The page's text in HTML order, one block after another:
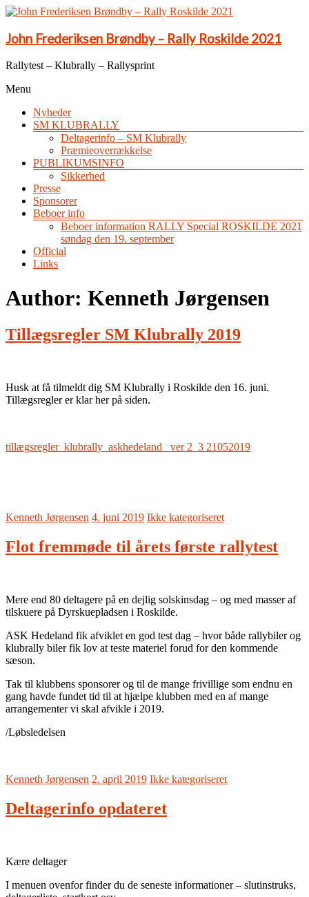
John Frederiksen Brøndby – Rally Roskilde 2021
Rallytest – Klubrally – Rallysprint
Menu
Nyheder
SM KLUBRALLY
Deltagerinfo – SM Klubrally
Præmieoverrækkelse
PUBLIKUMSINFO
Sikkerhed
Presse
Sponsorer
Beboer info
Beboer information RALLY Special ROSKILDE 2021
søndag den 19. september
Official
Links
Author: Kenneth Jørgensen
Tillægsregler SM Klubrally 2019
Husk at få tilmeldt dig SM Klubrally i Roskilde den 16. juni.
Tillægsregler er klar her på siden.
tillægsregler_klubrally_askhedeland_ ver 2_3 21052019
Kenneth Jørgensen 4. juni 2019 Ikke kategoriseret
Flot fremmøde til årets første rallytest
Mere end 80 deltagere på en dejlig solskinsdag – og med masser af
tilskuere på Dyrskuepladsen i Roskilde.
ASK Hedeland fik afviklet en god test dag – hvor både rallybiler og
klubrally biler fik lov at teste materiel forud for den kommende
sæson.
Tak til klubbens sponsorer og til de mange frivillige som endnu en
gang havde fundet tid til at hjælpe klubben med en af mange
arrangementer vi skal afvikle i 2019.
/Løbsledelsen
Kenneth Jørgensen 2. april 2019 Ikke kategoriseret
Deltagerinfo opdateret
Kære deltager
I menuen ovenfor finder du de seneste informationer – slutinstruks,